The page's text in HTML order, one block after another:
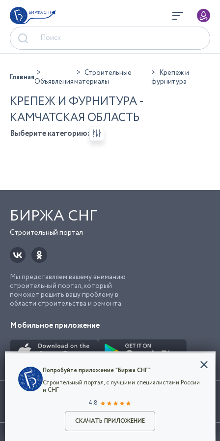
БИРЖА СНГ
Разместить объявление
ГлавнаяОбъявления
Строительные
материалы
Крепеж и
фурнитура
КРЕПЕЖ И ФУРНИТУРА -
КАМЧАТСКАЯ ОБЛАСТЬ
Выберите категорию:
БИРЖА СНГ
Строительный портал
Мы представляем вашему вниманию
строительный портал, который
поможет решить вашу проблему в
области строительства и ремонта.
Мобильное приложение
Использование сайта, в том числе подача объявлений, означает
марки представленные на сайте являются собственностью их
©2026Биржа СНГ
Конфиденциальность
Мы используем файлы cookie, чтобы сделать
наш сайт удобным для каждого
Политикой конфиденциальности компании
и принимаете условия использования cookie.
Попробуйте приложение "Биржа СНГ"
Строительный портал, с лучшими специалистами России
и СНГ
4.8
СКАЧАТЬ ПРИЛОЖЕНИЕ